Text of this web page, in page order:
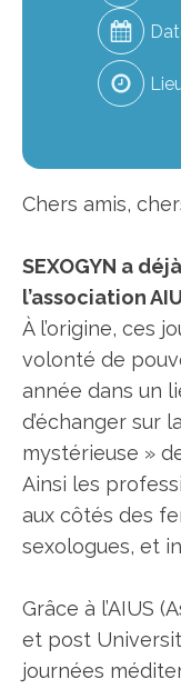
Chers amis,
SEXOGYN a
l’association
À l’origine, ces
volonté de
année dans un
d’échanger sur
mystérieuse »
Ainsi les
aux côtés des
sexologues, et
Grâce à l’AIUS
et post
journées